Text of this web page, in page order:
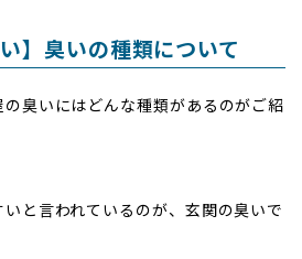
】臭いの種類について
臭いにはどんな種類があるのがご紹
と言われているのが、玄関の臭いで